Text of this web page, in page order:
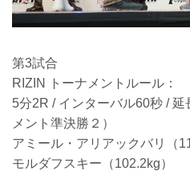
第3試合
RIZIN トーナメントルール：
5分2R / インターバル60秒 /
メント準決勝２）
アミール・アリアックバリ（
モルダフスキー（102.2kg）